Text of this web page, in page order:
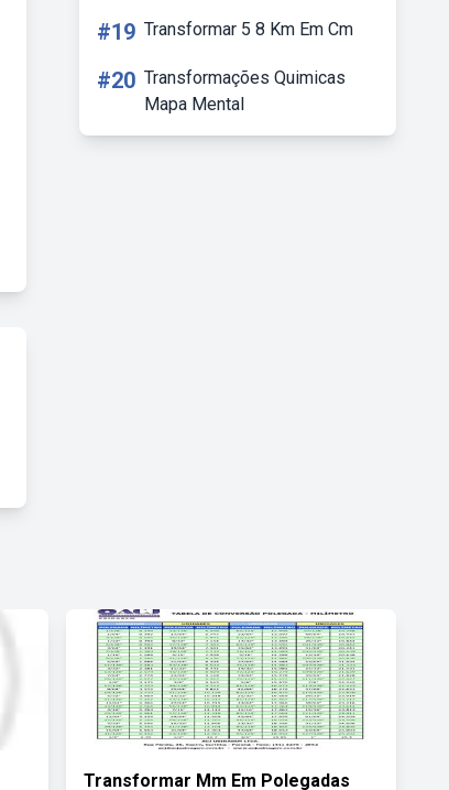
#19 Transformar 5 8 Km Em Cm
#20 Transformações Quimicas
Mapa Mental
Transformar Mm Em Polegadas